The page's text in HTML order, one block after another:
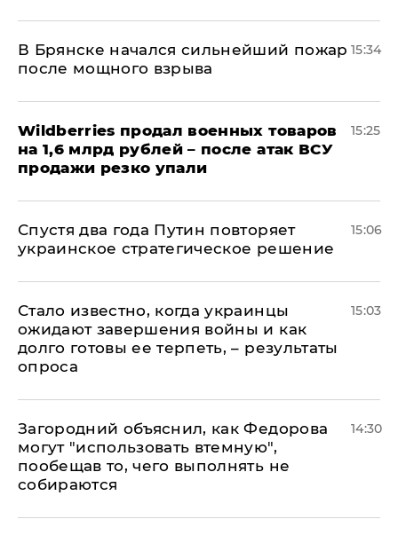
В Брянске начался сильнейший пожар
после мощного взрыва
15:34
​Wildberries продал военных товаров
на 1,6 млрд рублей – после атак ВСУ
продажи резко упали
15:25
Спустя два года Путин повторяет
украинское стратегическое решение
15:06
Стало известно, когда украинцы
ожидают завершения войны и как
долго готовы ее терпеть, – результаты
опроса
15:03
Загородний объяснил, как Федорова
могут "использовать втемную",
пообещав то, чего выполнять не
собираются
14:30